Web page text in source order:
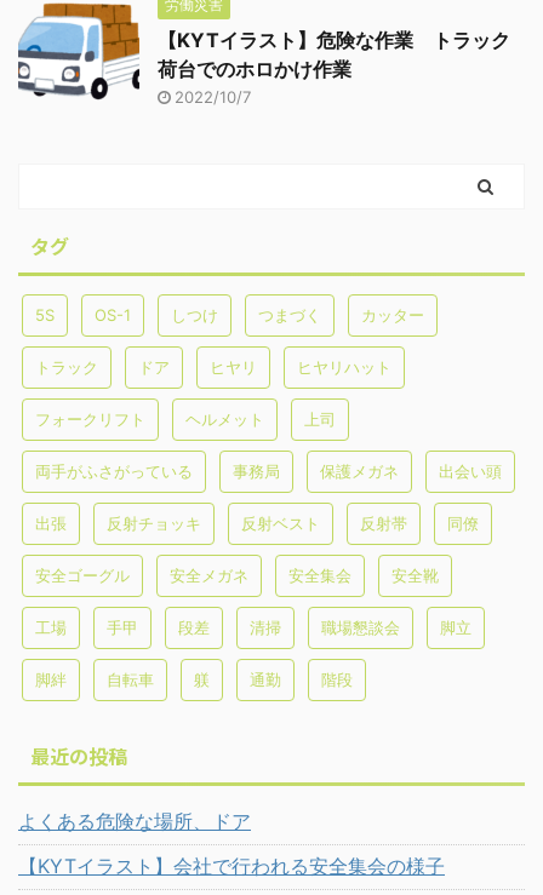
労働災害
【KYTイラスト】危険な作業 トラック
荷台でのホロかけ作業
2022/10/7
タグ
5S OS-1 しつけ つまづく カッター
トラック ドア ヒヤリ ヒヤリハット
フォークリフト ヘルメット 上司
両手がふさがっている 事務局 保護メガネ 出会い頭
出張 反射チョッキ 反射ベスト 反射帯 同僚
安全ゴーグル 安全メガネ 安全集会 安全靴
工場 手甲 段差 清掃 職場懇談会 脚立
脚絆 自転車 躾 通勤 階段
最近の投稿
よくある危険な場所、ドア
【KYTイラスト】会社で行われる安全集会の様子